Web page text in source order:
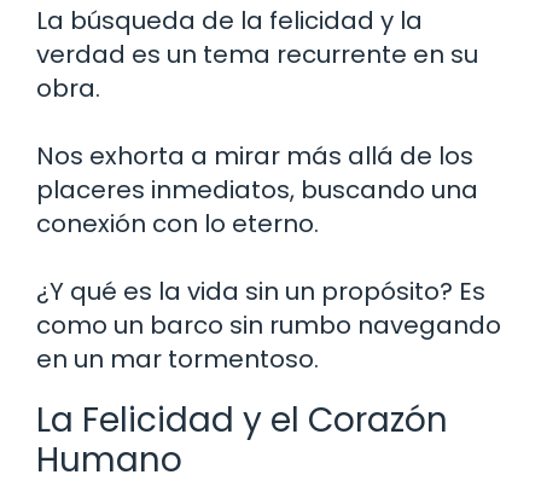
La búsqueda de la felicidad y la
verdad es un tema recurrente en su
obra.
Nos exhorta a mirar más allá de los
placeres inmediatos, buscando una
conexión con lo eterno.
¿Y qué es la vida sin un propósito? Es
como un barco sin rumbo navegando
en un mar tormentoso.
La Felicidad y el Corazón
Humano